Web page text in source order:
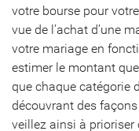
votre bourse pour
vue de l’achat d’une
votre mariage en
estimer le montant
que chaque catégorie
découvrant des
veillez ainsi à